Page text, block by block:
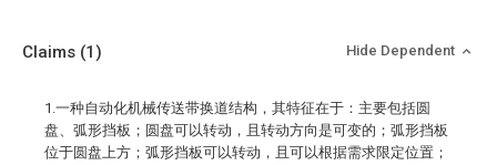
Claims (1) Hide Dependent
1.一种自动化机械传送带换道结构，其特征在于：主要包括圆
盘、弧形挡板；圆盘可以转动，且转动方向是可变的；弧形挡板
位于圆盘上方；弧形挡板可以转动，且可以根据需求限定位置；